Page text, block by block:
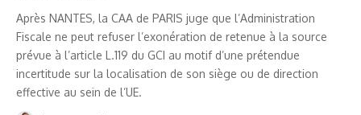
Après NANTES, la CAA de PARIS juge que l’Administration
Fiscale ne peut refuser l’exonération de retenue à la source
prévue à l’article L.119 du GCI au motif d’une prétendue
incertitude sur la localisation de son siège ou de direction
effective au sein de l’UE.